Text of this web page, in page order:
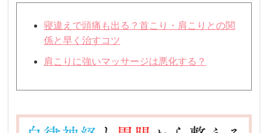
寝違えで頭痛も出る？首こり・肩こりとの関
係と早く治すコツ
肩こりに強いマッサージは悪化する？